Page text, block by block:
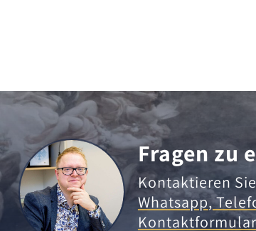
Fragen zu
Kontaktieren
Whatsapp,
Kontaktformular